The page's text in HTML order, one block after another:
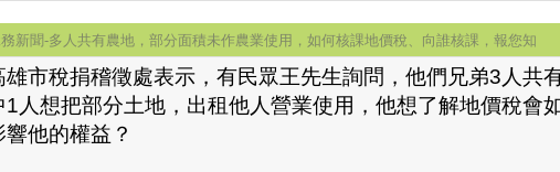
新聞-多人共有農地，部分面積未作農業使用，如何核課地價稅、向誰核課，報您知
雄市稅捐稽徵處表示，有民眾王先生詢問，他們兄弟3人共
1人想把部分土地，出租他人營業使用，他想了解地價稅會
響他的權益？